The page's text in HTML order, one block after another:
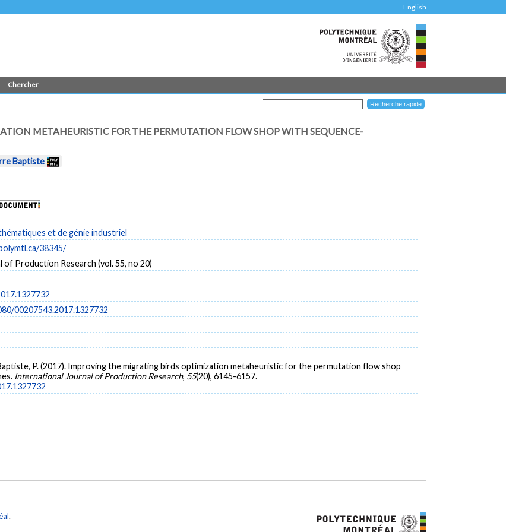
English
Chercher
METAHEURISTIC FOR THE PERMUTATION FLOW SHOP WITH SEQUENCE-
Baptiste
et de génie industriel
38345/
Production Research (vol. 55, no 20)
00207543.2017.1327732
Baptiste, P. (2017). Improving the migrating birds optimization metaheuristic for the permutation flow shop
International Journal of Production Research, 55(20), 6145-6157.
.